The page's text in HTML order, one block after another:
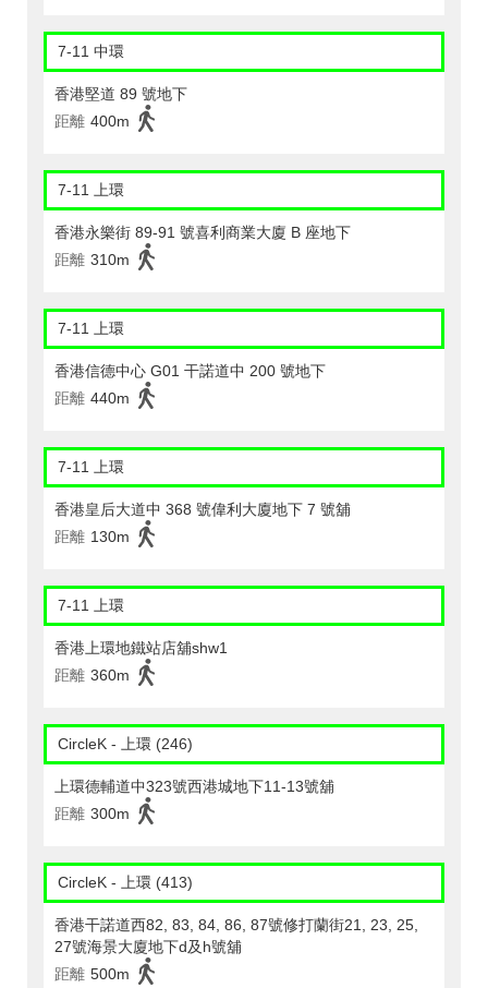
7-11 中環
香港堅道 89 號地下
距離 400m
7-11 上環
香港永樂街 89-91 號喜利商業大廈 B 座地下
距離 310m
7-11 上環
香港信德中心 G01 干諾道中 200 號地下
距離 440m
7-11 上環
香港皇后大道中 368 號偉利大廈地下 7 號舖
距離 130m
7-11 上環
香港上環地鐵站店舖shw1
距離 360m
CircleK - 上環 (246)
上環德輔道中323號西港城地下11-13號舖
距離 300m
CircleK - 上環 (413)
香港干諾道西82, 83, 84, 86, 87號修打蘭街21, 23, 25,
27號海景大廈地下d及h號舖
距離 500m